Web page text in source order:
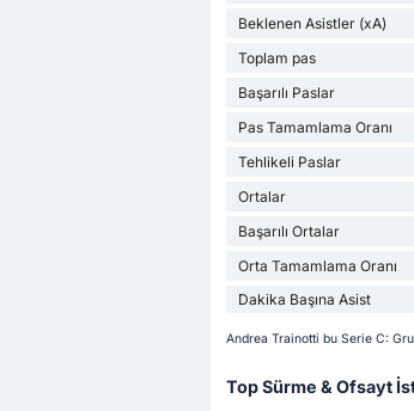
Beklenen Asistler (xA)
Toplam pas
Başarılı Paslar
Pas Tamamlama Oranı
Tehlikeli Paslar
Ortalar
Başarılı Ortalar
Orta Tamamlama Oranı
Dakika Başına Asist
Andrea Trainotti bu Serie C:
Top Sürme & Ofsayt